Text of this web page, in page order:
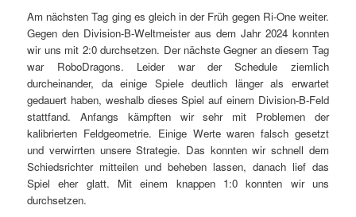
Am nächsten Tag ging es gleich in der Früh gegen Ri-One weiter.
Gegen den Division-B-Weltmeister aus dem Jahr 2024 konnten
wir uns mit 2:0 durchsetzen. Der nächste Gegner an diesem Tag
war RoboDragons. Leider war der Schedule ziemlich
durcheinander, da einige Spiele deutlich länger als erwartet
gedauert haben, weshalb dieses Spiel auf einem Division-B-Feld
stattfand. Anfangs kämpften wir sehr mit Problemen der
kalibrierten Feldgeometrie. Einige Werte waren falsch gesetzt
und verwirrten unsere Strategie. Das konnten wir schnell dem
Schiedsrichter mitteilen und beheben lassen, danach lief das
Spiel eher glatt. Mit einem knappen 1:0 konnten wir uns
durchsetzen.